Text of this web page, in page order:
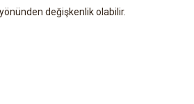
değişkenlik olabilir.